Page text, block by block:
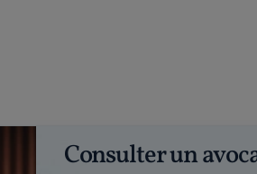
Consulter un